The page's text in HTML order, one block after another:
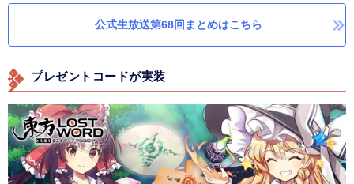
公式生放送第68回まとめはこちら
プレゼントコードが実装